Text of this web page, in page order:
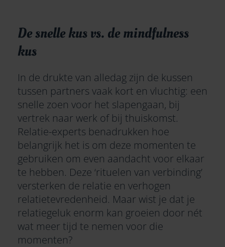
De snelle kus vs. de mindfulness
kus
In de drukte van alledag zijn de kussen
tussen partners vaak kort en vluchtig: een
snelle zoen voor het slapengaan, bij
vertrek naar werk of bij thuiskomst.
Relatie-experts benadrukken hoe
belangrijk het is om deze momenten te
gebruiken om even aandacht voor elkaar
te hebben. Deze ‘rituelen van verbinding’
versterken de relatie en verhogen
relatietevredenheid. Maar wist je dat je
relatiegeluk enorm kan groeien door nét
wat meer tijd te nemen voor die
momenten?